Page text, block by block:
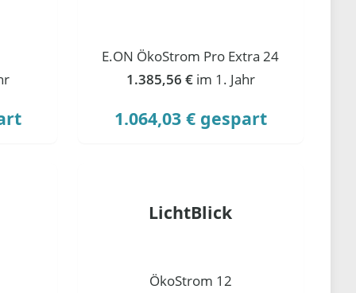
E.ON ÖkoStrom Pro Extra 24
1.385,56 € im 1. Jahr
1.064,03 € gespart
LichtBlick
ÖkoStrom 12